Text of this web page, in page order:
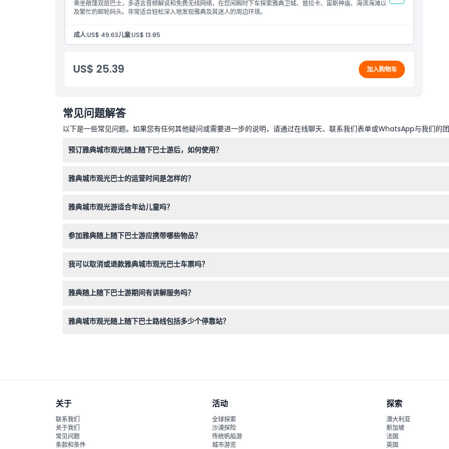
乘坐敞篷双层巴士，多语言音频解说和免费无线网络，在您闲暇时下车探索雅典卫城、普拉卡、宙斯神庙、海滨海滩以
及繁忙的邮轮码头。非常适合轻松深入地发现雅典及其迷人的周边环境。
成人:US$ 49.63儿童:US$ 13.85
US$ 25.39 加入购物车
常见问题解答
以下是一些常见问题。如果您有任何其他疑问或需要进一步的说明，请通过在线聊天、联系我们表单或WhatsApp与我们的团
预订雅典城市观光随上随下巴士游后，如何使用？
雅典城市观光巴士的运营时间是怎样的？
车（以实际预订时确认为准）。
雅典城市观光游适合年幼儿童吗？
参加雅典随上随下巴士游应携带哪些物品？
我可以取消或退款雅典城市观光巴士车票吗？
雅典随上随下巴士游期间有讲解服务吗？
雅典城市观光随上随下巴士路线包括多少个停靠站？
关于
联系我们
关于我们
常见问题
条款和条件
活动
全球探索
沙漠探险
传统帆船游
城市游览
探索
澳大利亚
新加坡
法国
英国